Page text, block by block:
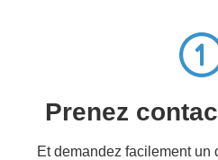
Prenez
Et demandez facilement un